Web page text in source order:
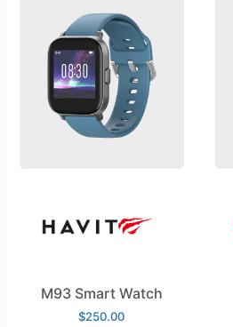
M93 Smart Watch
$250.00